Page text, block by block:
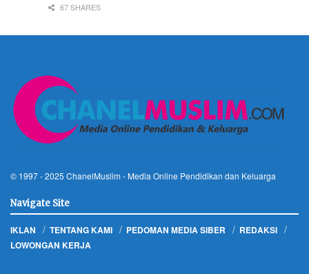
67 SHARES
© 1997 - 2025 ChanelMuslim - Media Online Pendidikan dan Keluarga
Navigate Site
IKLAN TENTANG KAMI PEDOMAN MEDIA SIBER
REDAKSI
LOWONGAN KERJA